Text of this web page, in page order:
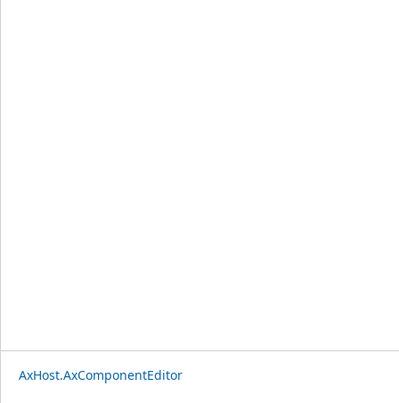
AxHost.AxComponentEditor